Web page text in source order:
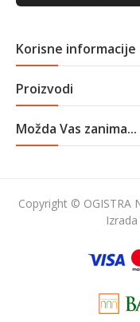
Korisne informacije
Proizvodi
Možda Vas zanima...
Copyright © OGISTRA